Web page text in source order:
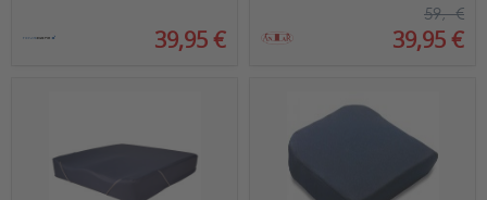
39,95 € 39,95 €
59,- €